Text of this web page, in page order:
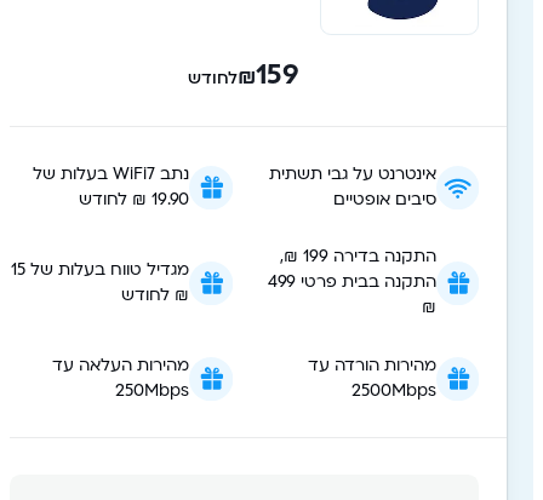
159
₪לחודש
אינטרנט על גבי תשתית
סיבים אופטיים
נתב WiFi7 בעלות של
19.90 ₪ לחודש
התקנה בדירה 199 ₪,
התקנה בבית פרטי 499
₪
מגדיל טווח בעלות של 15
₪ לחודש
מהירות הורדה עד
2500Mbps
מהירות העלאה עד
250Mbps